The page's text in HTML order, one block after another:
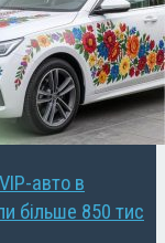
авто в
більше 850 тис